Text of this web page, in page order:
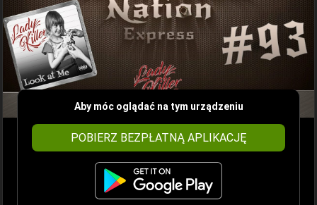
Aby móc oglądać na tym urządzeniu
POBIERZ BEZPŁATNĄ APLIKACJĘ